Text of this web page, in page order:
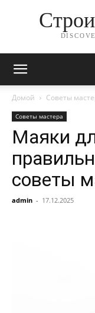
Домой Советы
Советы мастера
Маяки
советы
admin - 17.12.2025